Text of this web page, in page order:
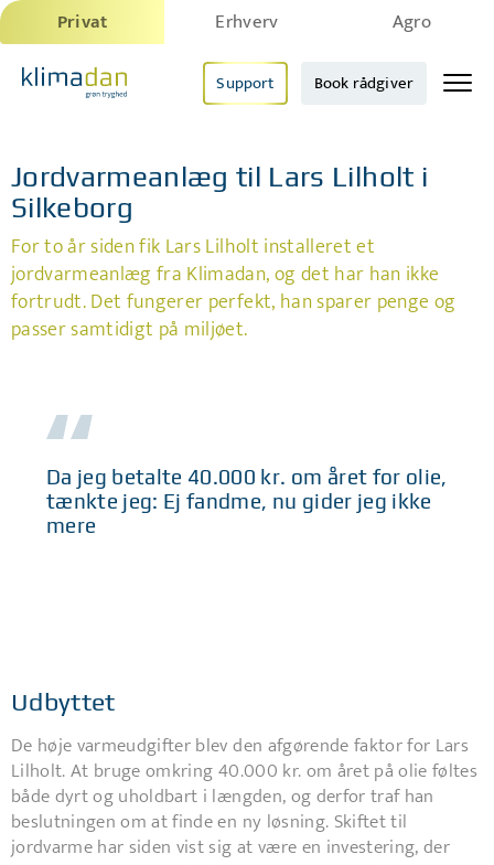
Privat Erhverv Agro
Support Book rådgiver
Jordvarmeanlæg til Lars Lilholt i
Silkeborg
For to år siden fik Lars Lilholt installeret et
jordvarmeanlæg fra Klimadan, og det har han ikke
fortrudt. Det fungerer perfekt, han sparer penge og
passer samtidigt på miljøet.
Da jeg betalte 40.000 kr. om året for olie,
tænkte jeg: Ej fandme, nu gider jeg ikke
mere
Udbyttet
De høje varmeudgifter blev den afgørende faktor for Lars
Lilholt. At bruge omkring 40.000 kr. om året på olie føltes
både dyrt og uholdbart i længden, og derfor traf han
beslutningen om at finde en ny løsning. Skiftet til
jordvarme har siden vist sig at være en investering, der